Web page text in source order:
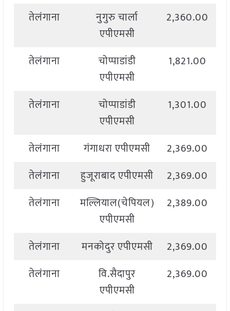
तेलंगाना
नुगुरु चार्ला
एपीएमसी
2,360.00
तेलंगाना
चोप्पाडांडी
एपीएमसी
1,821.00
तेलंगाना
चोप्पाडांडी
एपीएमसी
1,301.00
तेलंगाना गंगाधरा एपीएमसी 2,369.00
तेलंगाना
हुजूराबाद एपीएमसी 2,369.00
तेलंगाना
मल्लियाल(चेपियल)
एपीएमसी
2,389.00
तेलंगाना मनकोदुर एपीएमसी 2,369.00
तेलंगाना
वि.सैदापुर
एपीएमसी
2,369.00